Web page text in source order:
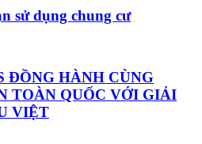
sử dụng chung cư
ĐỒNG HÀNH CÙNG
TOÀN QUỐC VỚI GIẢI
VIỆT